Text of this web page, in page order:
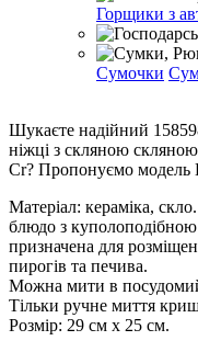
Горщики з
Сумочки
Шукаєте надійний
ніжці з скляною
Cr? Пропонуємо модель
Матеріал: кераміка, скло.
блюдо з
призначена для
пирогів та печива.
Можна мити в
Тільки ручне миття
Розмір: 29 см х 25 см.